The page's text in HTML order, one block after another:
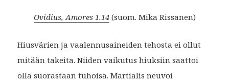
Ovidius, Amores 1.14(suom. Mika Rissanen)
Hiusvärien ja vaalennusaineiden tehosta ei ollut
mitään takeita. Niiden vaikutus hiuksiin saattoi
olla suorastaan tuhoisa. Martialis neuvoi